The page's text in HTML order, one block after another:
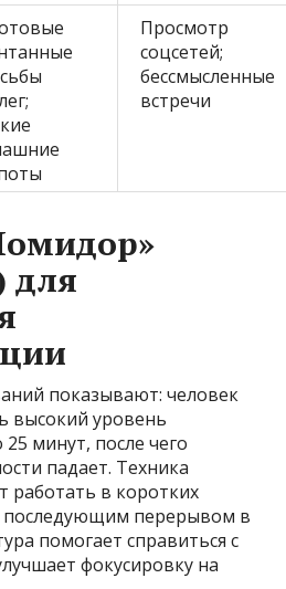
Просмотр
соцсетей;
бессмысленные
встречи
для
показывают: человек
высокий уровень
минут, после чего
падает. Техника
работать в коротких
последующим перерывом в
помогает справиться с
фокусировку на